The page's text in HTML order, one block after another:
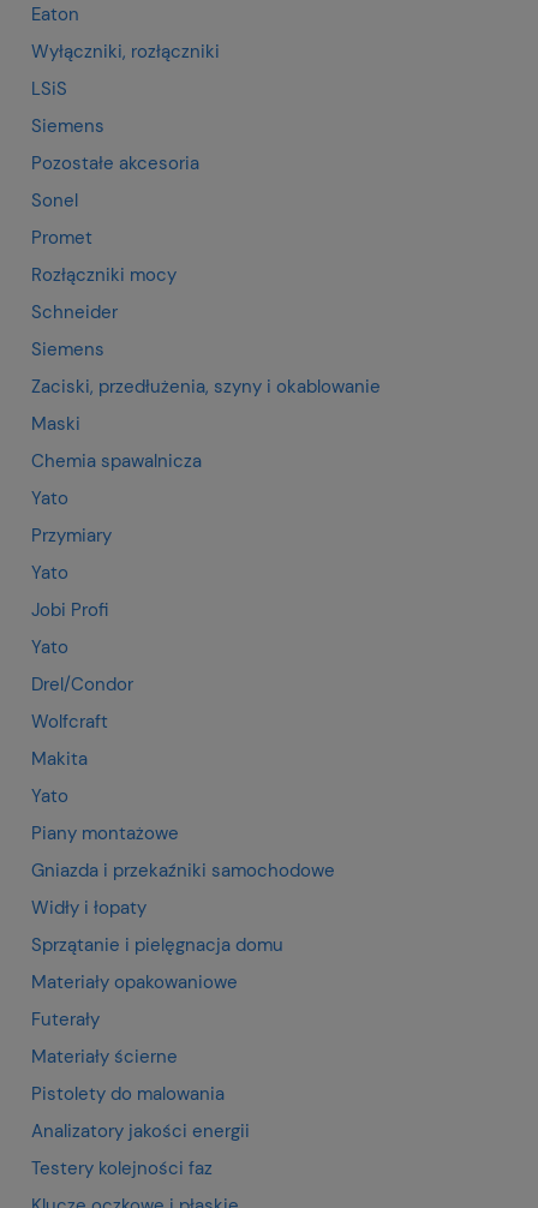
Eaton
Wyłączniki, rozłączniki
LSiS
Siemens
Pozostałe akcesoria
Sonel
Promet
Rozłączniki mocy
Schneider
Siemens
Zaciski, przedłużenia, szyny i okablowanie
Maski
Chemia spawalnicza
Yato
Przymiary
Yato
Jobi Profi
Yato
Drel/Condor
Wolfcraft
Makita
Yato
Piany montażowe
Gniazda i przekaźniki samochodowe
Widły i łopaty
Sprzątanie i pielęgnacja domu
Materiały opakowaniowe
Futerały
Materiały ścierne
Pistolety do malowania
Analizatory jakości energii
Testery kolejności faz